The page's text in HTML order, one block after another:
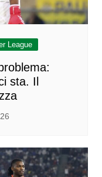
League
sta. Il